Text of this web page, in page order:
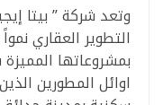
وتعد شركة ” بيتا
التطوير العقاري
بمشروعاتها
اوائل المطورين